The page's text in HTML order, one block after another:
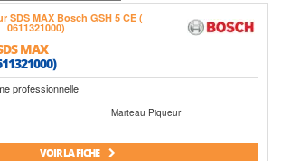
MAX
professionnelle
Marteau Piqueur
VOIR LA FICHE